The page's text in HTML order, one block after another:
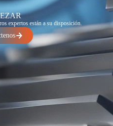
expertos están a su disposición.